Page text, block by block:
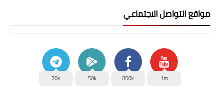
مواقع التواصل الاجتماعي
1m
800k
50k
20k